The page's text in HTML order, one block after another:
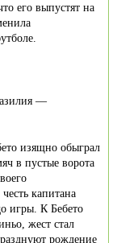
его выпустят на
—
изящно обыграл
в пустые ворота
капитана
игры. К Бебето
жест стал
рождение